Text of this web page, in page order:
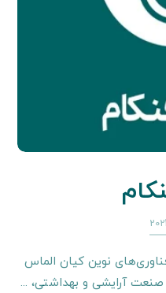
نوین کیان الماس
آرایشی و بهداشتی، ...